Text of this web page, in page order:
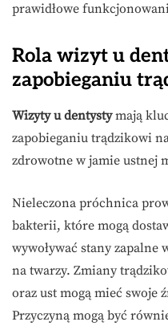
prawidłowe
Rola wizyt u
zapobieganiu
Wizyty u dentystymają
zapobieganiu trądzikowi
zdrowotne w jamie ustnej
Nieleczona próchnica
bakterii, które mogą
wywoływać stany zapalne
na twarzy. Zmiany
oraz ust mogą mieć swoje
Przyczyną mogą być